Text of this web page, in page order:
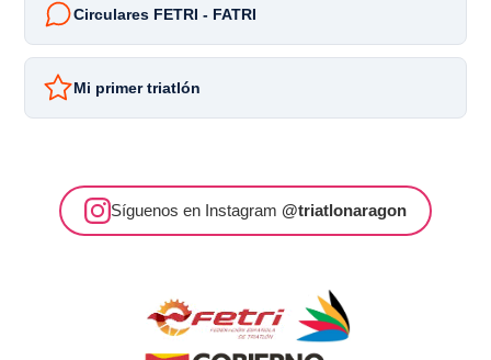
Circulares FETRI - FATRI
Mi primer triatlón
Síguenos en Instagram @triatlonaragon